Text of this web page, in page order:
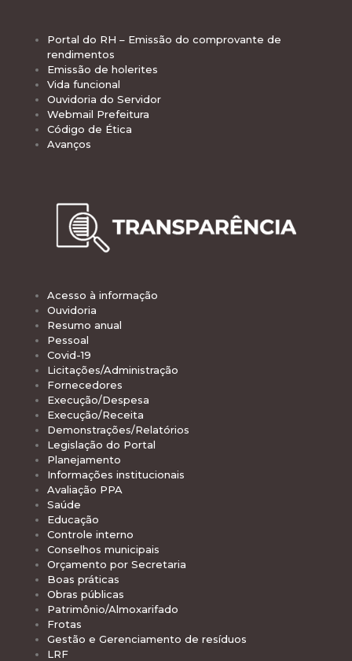
Portal do RH – Emissão do comprovante de
rendimentos
Emissão de holerites
Vida funcional
Ouvidoria do Servidor
Webmail Prefeitura
Código de Ética
Avanços
Acesso à informação
Ouvidoria
Resumo anual
Pessoal
Covid-19
Licitações/Administração
Fornecedores
Execução/Despesa
Execução/Receita
Demonstrações/Relatórios
Legislação do Portal
Planejamento
Informações institucionais
Avaliação PPA
Saúde
Educação
Controle interno
Conselhos municipais
Orçamento por Secretaria
Boas práticas
Obras públicas
Patrimônio/Almoxarifado
Frotas
Gestão e Gerenciamento de resíduos
LRF